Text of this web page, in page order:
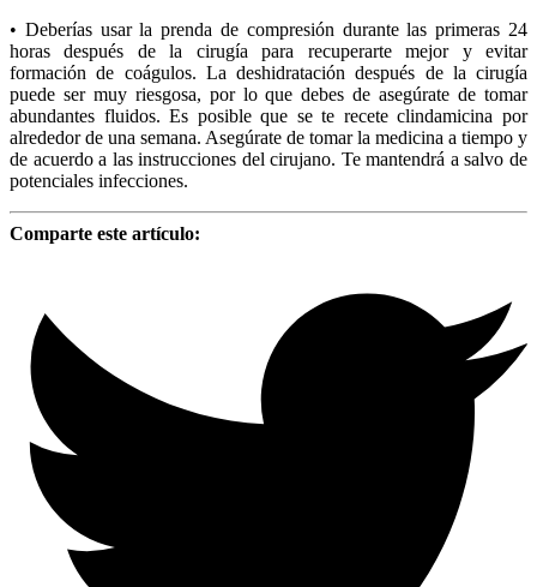
• Deberías usar la prenda de compresión durante las primeras 24
horas después de la cirugía para recuperarte mejor y evitar
formación de coágulos. La deshidratación después de la cirugía
puede ser muy riesgosa, por lo que debes de asegúrate de tomar
abundantes fluidos. Es posible que se te recete clindamicina por
alrededor de una semana. Asegúrate de tomar la medicina a tiempo y
de acuerdo a las instrucciones del cirujano. Te mantendrá a salvo de
potenciales infecciones.
Comparte este artículo: